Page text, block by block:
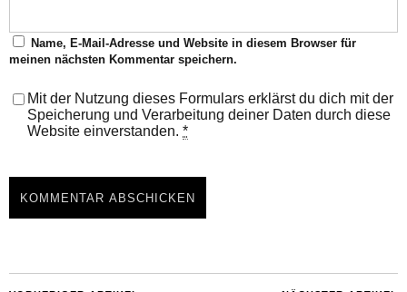
Name, E-Mail-Adresse und Website in diesem Browser für
meinen nächsten Kommentar speichern.
Mit der Nutzung dieses Formulars erklärst du dich mit der
Speicherung und Verarbeitung deiner Daten durch diese
Website einverstanden. *